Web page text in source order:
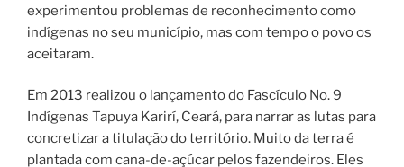
experimentou problemas de reconhecimento como
indígenas no seu município, mas com tempo o povo os
aceitaram.
Em 2013 realizou o lançamento do Fascículo No. 9
Indígenas Tapuya Karirí, Ceará, para narrar as lutas para
concretizar a titulação do território. Muito da terra é
plantada com cana-de-açúcar pelos fazendeiros. Eles